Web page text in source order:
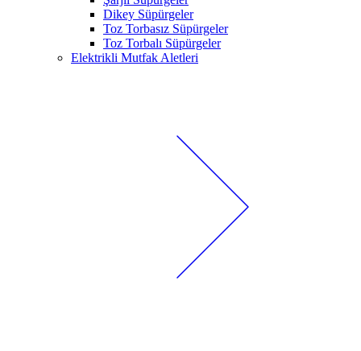
Dikey Süpürgeler
Toz Torbasız Süpürgeler
Toz Torbalı Süpürgeler
Elektrikli Mutfak Aletleri